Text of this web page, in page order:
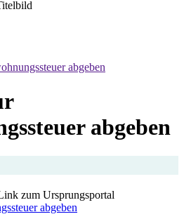
abgeben
abgeben
zum Ursprungsportal
abgeben